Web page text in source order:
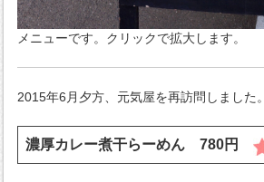
メニューです。クリックで拡大します。
2015年6月夕方、元気屋を再訪問しました。
濃厚カレー煮干らーめん 780円